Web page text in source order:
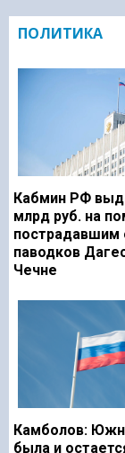
ПОЛИТИКА
Кабмин РФ
млрд руб. на
пострадавшим
паводков
Чечне
Камболов:
была и